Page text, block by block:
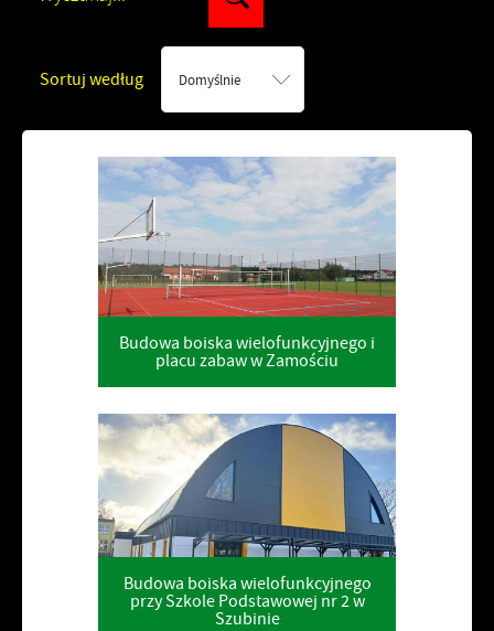
Sortuj według Domyślnie
Budowa boiska wielofunkcyjnego i
placu zabaw w Zamościu
Budowa boiska wielofunkcyjnego
przy Szkole Podstawowej nr 2 w
Szubinie